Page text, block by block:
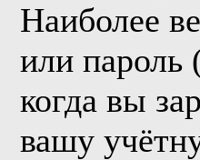
Наиболее
или пароль
когда вы
вашу